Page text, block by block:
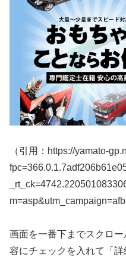
（引用：https://yamato-
m=asp&utm_campaign=afb
画面を一番下までスクロ
容にチェックを入れて「